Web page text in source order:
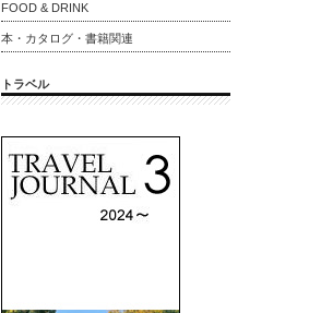
FOOD & DRINK
本・カタログ・書籍関連
トラベル